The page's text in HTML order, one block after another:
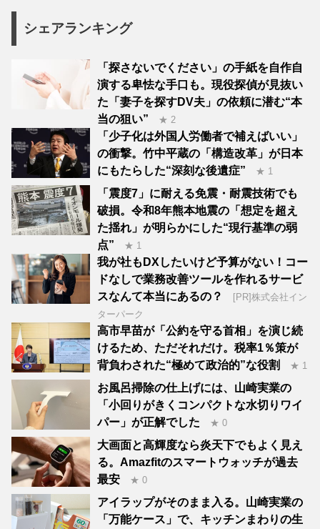
シェアランキング
「探さないでください」の手紙を自作自
演する卑怯な手口も。現役探偵が見抜い
た「妻子を探すDV夫」の依頼に潜む“本
当の狙い”
★ 2
「少子化は外国人労働者で補えばいい」
の衝撃。竹中平蔵の「構造改革」が日本
にもたらした“深刻な後遺症”
★ 1
「震度7」に耐える免震・耐震技術でも
破損。令和8年熊本地震の「想定を超え
た揺れ」が明らかにした“現行基準の弱
点”
★ 1
我が社もDXしたいけど予算がない！コー
ドなしで業務改善ツールを作れるサービ
スなんて本当にあるの？
[PR]株式会社イン
ターパーク
高市早苗が「公約を守る首相」を演じ続
けるため、ただそれだけ。税率1％策が
背負わされた“極めて政治的”な役割
★ 1
お風呂掃除の仕上げには、山崎実業の
「小回りがきくコンパクトな水切りワイ
パー」が正解でした
★ 0
大画面と高輝度なら炎天下でもよく見え
る。Amazfitのスマートウォッチが過去
最安
★ 0
アイラップがそのまま入る。山崎実業の
「万能ケース」で、キッチンまわりの生